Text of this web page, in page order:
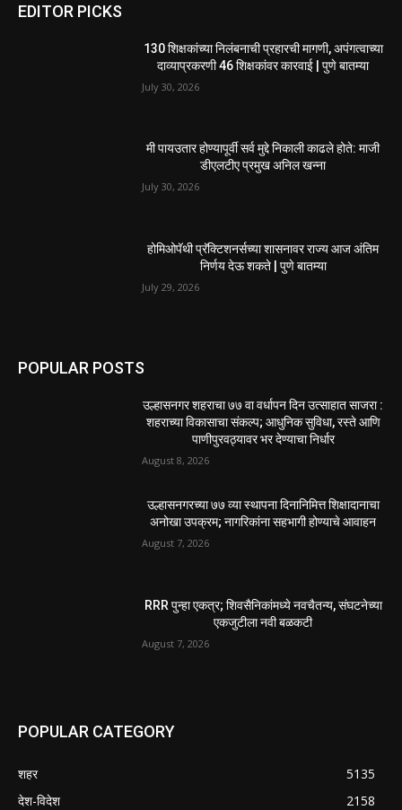
EDITOR PICKS
130 शिक्षकांच्या निलंबनाची प्रहारची मागणी, अपंगत्वाच्या
दाव्याप्रकरणी 46 शिक्षकांवर कारवाई | पुणे बातम्या
July 30, 2026
मी पायउतार होण्यापूर्वी सर्व मुद्दे निकाली काढले होते: माजी
डीएलटीए प्रमुख अनिल खन्ना
July 30, 2026
होमिओपॅथी प्रॅक्टिशनर्सच्या शासनावर राज्य आज अंतिम
निर्णय देऊ शकते | पुणे बातम्या
July 29, 2026
POPULAR POSTS
उल्हासनगर शहराचा ७७ वा वर्धापन दिन उत्साहात साजरा :
शहराच्या विकासाचा संकल्प; आधुनिक सुविधा, रस्ते आणि
पाणीपुरवठ्यावर भर देण्याचा निर्धार
August 8, 2026
उल्हासनगरच्या ७७ व्या स्थापना दिनानिमित्त शिक्षादानाचा
अनोखा उपक्रम; नागरिकांना सहभागी होण्याचे आवाहन
August 7, 2026
RRR पुन्हा एकत्र; शिवसैनिकांमध्ये नवचैतन्य, संघटनेच्या
एकजुटीला नवी बळकटी
August 7, 2026
POPULAR CATEGORY
शहर
5135
देश-विदेश
2158